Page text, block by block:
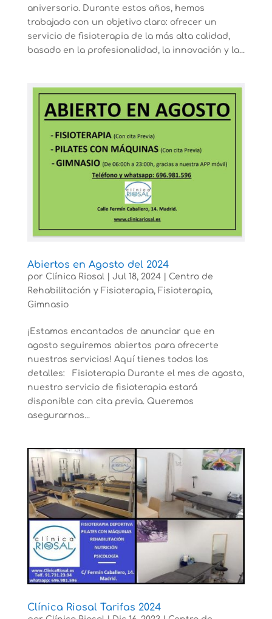
aniversario. Durante estos años, hemos
trabajado con un objetivo claro: ofrecer un
servicio de fisioterapia de la más alta calidad,
basado en la profesionalidad, la innovación y la...
Abiertos en Agosto del 2024
por Clínica Riosal | Jul 18, 2024| Centro de
Rehabilitación y Fisioterapia, Fisioterapia,
Gimnasio
¡Estamos encantados de anunciar que en
agosto seguiremos abiertos para ofrecerte
nuestros servicios! Aquí tienes todos los
detalles: Fisioterapia Durante el mes de agosto,
nuestro servicio de fisioterapia estará
disponible con cita previa. Queremos
asegurarnos...
Clínica Riosal Tarifas 2024